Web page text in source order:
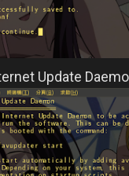
Update